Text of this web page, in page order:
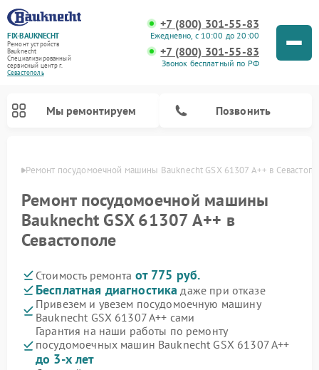
FIX-BAUKNECHT
Ремонт устройств
Bauknecht
Специализированный
cервисный центр г.
Севастополь
+7 (800) 301-55-83
Ежедневно, с 10:00 до 20:00
+7 (800) 301-55-83
Звонок бесплатный по РФ
Мы ремонтируем Позвонить
Ремонт посудомоечной машины Bauknecht GSX 61307 A++ в
Ремонт посудомоечной машины
Bauknecht GSX 61307 A++ в
Севастополе
Стоимость ремонта от 775 руб.
Бесплатная диагностика даже при отказе
Привезем и увезем посудомоечную машину
Bauknecht GSX 61307 A++ сами
Гарантия на наши работы по ремонту
посудомоечных машин Bauknecht GSX 61307 A++
до 3-х лет